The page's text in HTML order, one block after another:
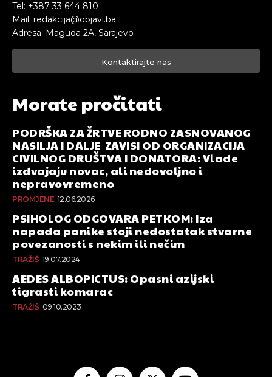
Tel: +387 33 644 810
Mail: redakcija@objavi.ba
Adresa: Maguda 2A, Sarajevo
Kontaktirajte nas
Morate pročitati
PODRŠKA ZA ŽRTVE RODNO ZASNOVANOG
NASILJA I DALJE ZAVISI OD ORGANIZACIJA
CIVILNOG DRUŠTVA I DONATORA: Vlade
izdvajaju novac, ali nedovoljno i
nepravovremeno
PROMJENE 12.06.2026
PSIHOLOG ODGOVARA PETKOM: Iza
napada panike stoji nedostatak stvarne
povezanosti s nekim ili nečim
TRAŽIŠ 19.07.2024
AEDES ALBOPICTUS: Opasni azijski
tigrasti komarac
TRAŽIŠ 09.10.2023